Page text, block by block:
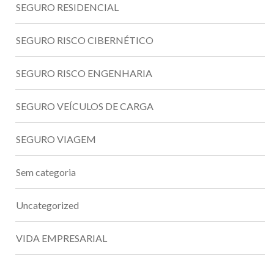
SEGURO RESIDENCIAL
SEGURO RISCO CIBERNÉTICO
SEGURO RISCO ENGENHARIA
SEGURO VEÍCULOS DE CARGA
SEGURO VIAGEM
Sem categoria
Uncategorized
VIDA EMPRESARIAL